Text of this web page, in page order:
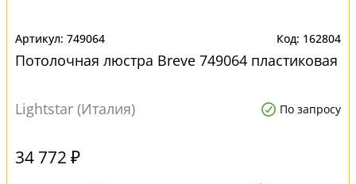
749064 162804
Потолочная люстра Breve 749064 пластиковая
Lightstar (Италия) По запросу
34 772 ₽